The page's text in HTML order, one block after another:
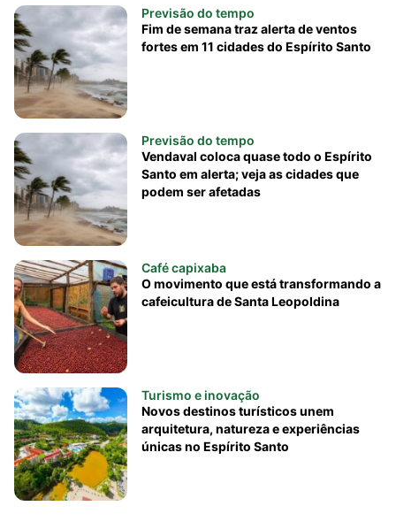
Previsão do tempo
Fim de semana traz alerta de ventos
fortes em 11 cidades do Espírito Santo
Previsão do tempo
Vendaval coloca quase todo o Espírito
Santo em alerta; veja as cidades que
podem ser afetadas
Café capixaba
O movimento que está transformando a
cafeicultura de Santa Leopoldina
Turismo e inovação
Novos destinos turísticos unem
arquitetura, natureza e experiências
únicas no Espírito Santo